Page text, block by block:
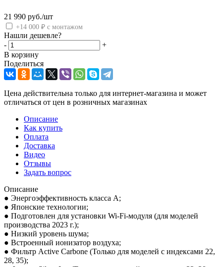
21 990 руб./шт
+14 000 ₽ с монтажом
Нашли дешевле?
-
+
В корзину
Поделиться
Цена действительна только для интернет-магазина и может
отличаться от цен в розничных магазинах
Описание
Как купить
Оплата
Доставка
Видео
Отзывы
Задать вопрос
Описание
● Энергоэффективность класса А;
● Японские технологии;
● Подготовлен для установки Wi-Fi-модуля (для моделей
производства 2023 г.);
● Низкий уровень шума;
● Встроенный ионизатор воздуха;
● Фильтр Active Carbone (Только для моделей с индексами 22,
28, 35);